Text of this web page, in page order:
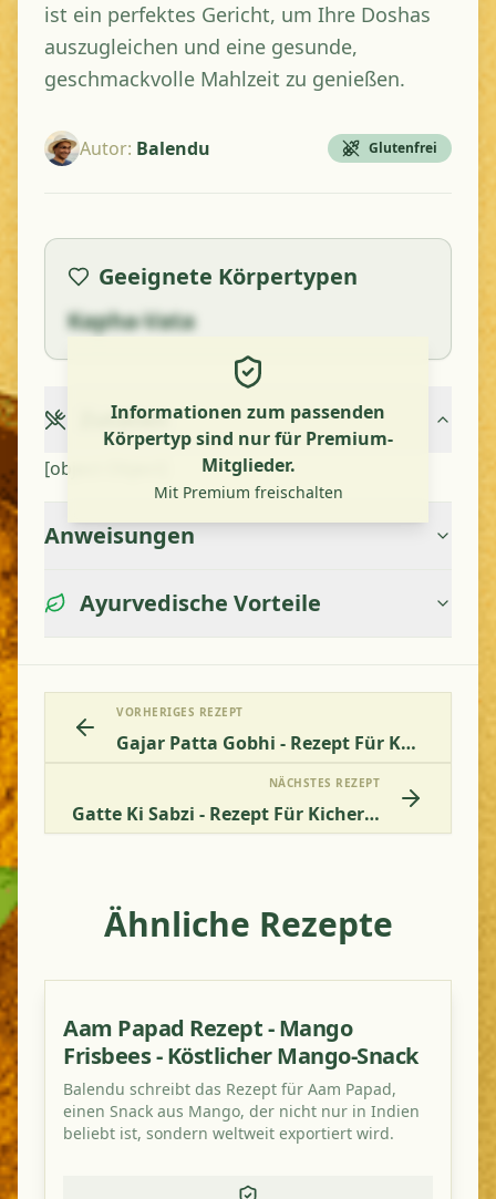
ist ein perfektes Gericht, um Ihre Doshas
auszugleichen und eine gesunde,
geschmackvolle Mahlzeit zu genießen.
Autor: Balendu Glutenfrei
Geeignete Körpertypen
Kapha-Vata
Informationen zum passenden
Körpertyp sind nur für Premium-
Mitglieder.
Mit Premium freischalten
Zutaten
[object Object]
Anweisungen
Ayurvedische Vorteile
VORHERIGES REZEPT
Gajar Patta Gobhi - Rezept Für Kohl Mit Karotten
NÄCHSTES REZEPT
Gatte Ki Sabzi - Rezept Für Kichererbsenklöße
Ähnliche Rezepte
Aam Papad Rezept - Mango
Frisbees - Köstlicher Mango-Snack
Balendu schreibt das Rezept für Aam Papad,
einen Snack aus Mango, der nicht nur in Indien
beliebt ist, sondern weltweit exportiert wird.